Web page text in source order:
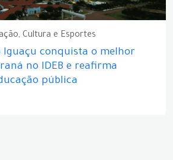
Cultura e Esportes
Iguaçu conquista o melhor
no IDEB e reafirma
pública